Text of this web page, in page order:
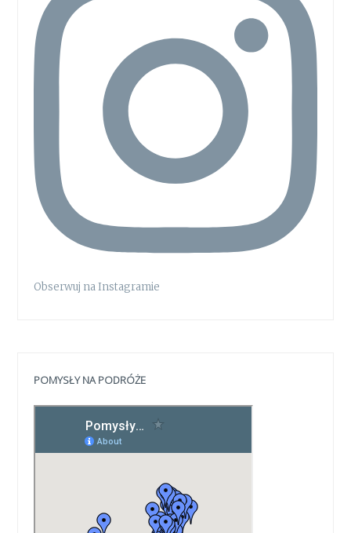
Obserwuj na Instagramie
POMYSŁY NA PODRÓŻE